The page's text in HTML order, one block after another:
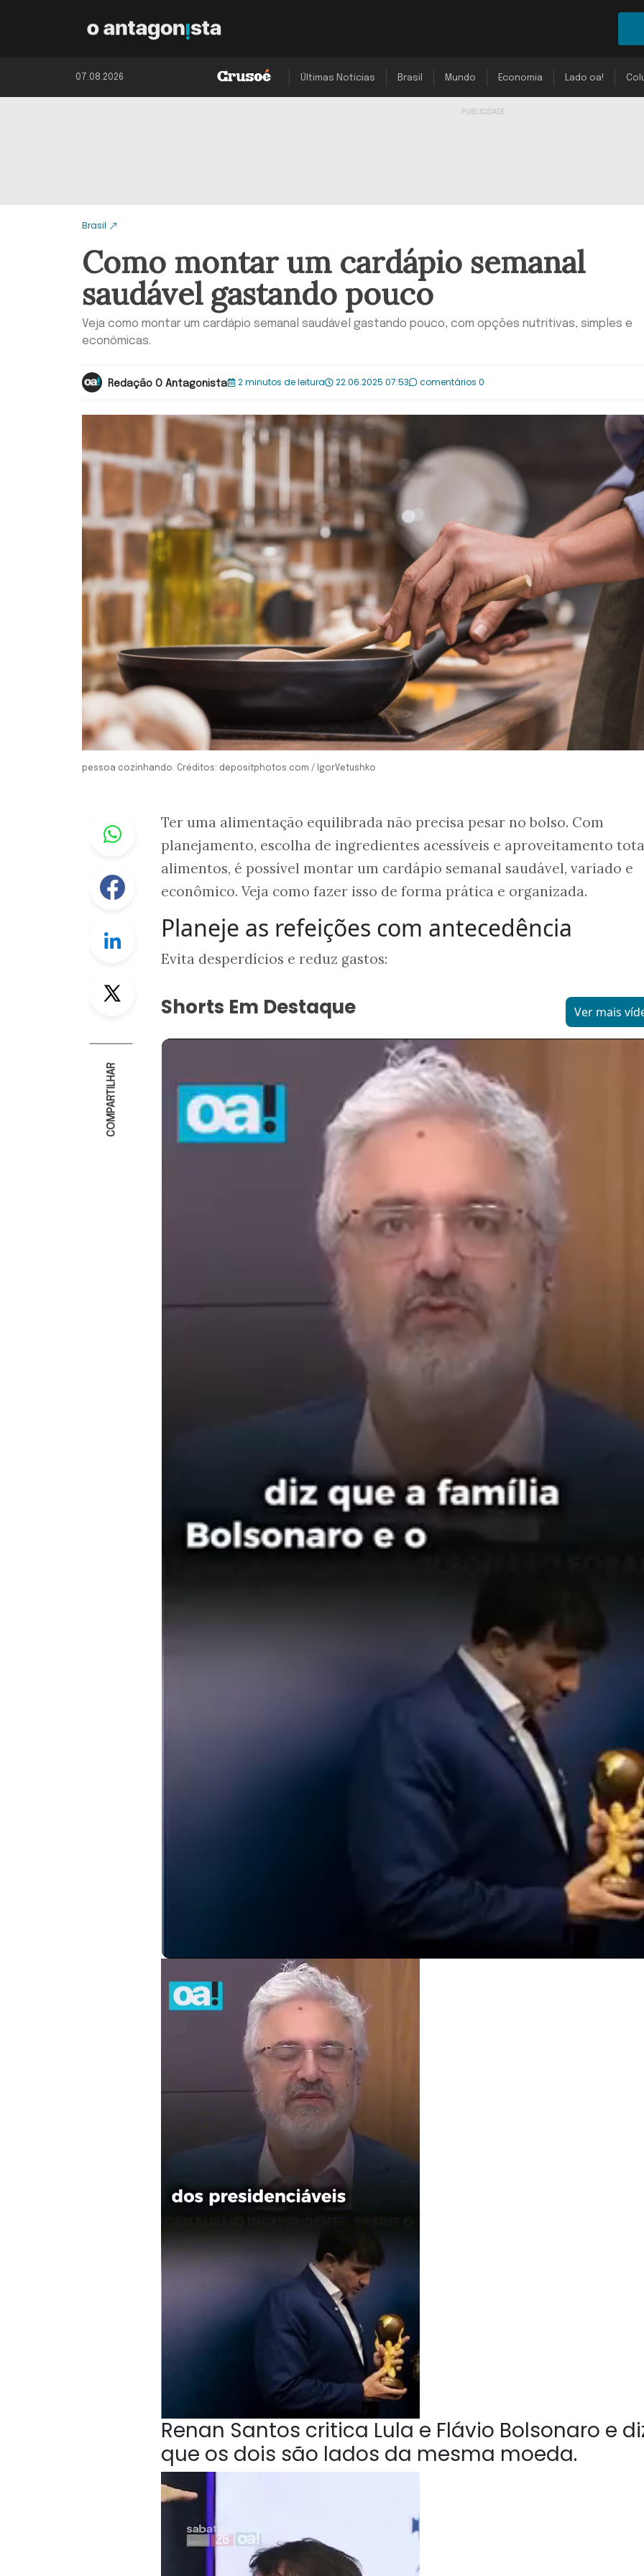
07.08.2026 Últimas Notícias Brasil Mundo Economia Lado oa!
Brasil
Como montar um cardápio semanal
saudável gastando pouco
Veja como montar um cardápio semanal saudável gastando pouco, com opções nutritivas, simples e
econômicas.
Redação O Antagonista 2 minutos de leitura 22.06.2025 07:53 comentários 0
pessoa cozinhando. Créditos: depositphotos.com / IgorVetushko
Whastapp
Facebook
Linkedin
COMPARTILHAR
Ter uma alimentação equilibrada não precisa pesar no bolso. Com
planejamento, escolha de ingredientes acessíveis e aproveitamento
alimentos, é possível montar um cardápio semanal saudável, variado e
econômico. Veja como fazer isso de forma prática e organizada.
Planeje as refeições com antecedência
Evita desperdícios e reduz gastos:
Shorts Em Destaque Ver mais
Renan Santos critica Lula e Flávio Bolsonaro e
que os dois são lados da mesma moeda.